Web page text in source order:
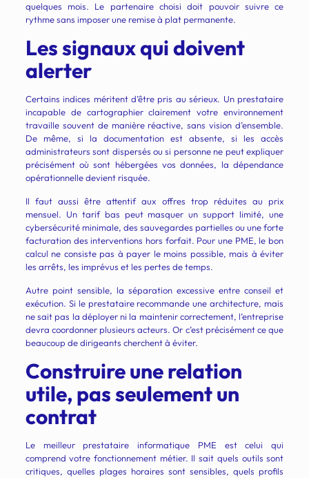
quelques mois. Le partenaire choisi doit pouvoir suivre ce
rythme sans imposer une remise à plat permanente.
Les signaux qui doivent
alerter
Certains indices méritent d’être pris au sérieux. Un prestataire
incapable de cartographier clairement votre environnement
travaille souvent de manière réactive, sans vision d’ensemble.
De même, si la documentation est absente, si les accès
administrateurs sont dispersés ou si personne ne peut expliquer
précisément où sont hébergées vos données, la dépendance
opérationnelle devient risquée.
Il faut aussi être attentif aux offres trop réduites au prix
mensuel. Un tarif bas peut masquer un support limité, une
cybersécurité minimale, des sauvegardes partielles ou une forte
facturation des interventions hors forfait. Pour une PME, le bon
calcul ne consiste pas à payer le moins possible, mais à éviter
les arrêts, les imprévus et les pertes de temps.
Autre point sensible, la séparation excessive entre conseil et
exécution. Si le prestataire recommande une architecture, mais
ne sait pas la déployer ni la maintenir correctement, l’entreprise
devra coordonner plusieurs acteurs. Or c’est précisément ce que
beaucoup de dirigeants cherchent à éviter.
Construire une relation
utile, pas seulement un
contrat
Le meilleur prestataire informatique PME est celui qui
comprend votre fonctionnement métier. Il sait quels outils sont
critiques, quelles plages horaires sont sensibles, quels profils